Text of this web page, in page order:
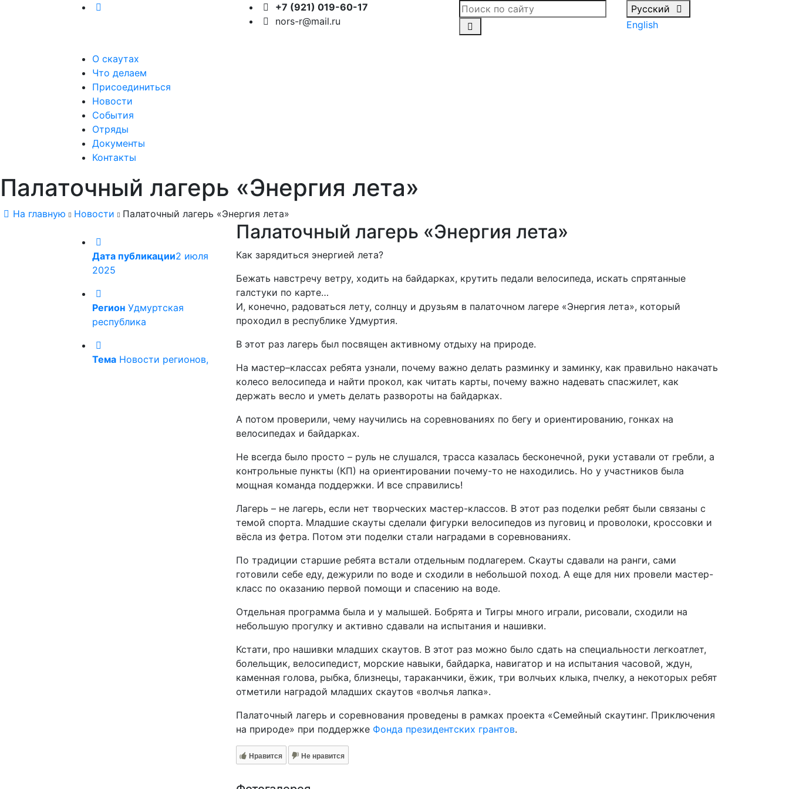
+7 (921) 019-60-17
nors-r@mail.ru
Русский
English
О скаутах
Что делаем
Присоединиться
Новости
События
Отряды
Документы
Контакты
Палаточный лагерь «Энергия лета»
На главную Новости Палаточный лагерь «Энергия лета»
Дата публикации2 июля
2025
Регион Удмуртская
республика
Тема Новости регионов,
Палаточный лагерь «Энергия лета»
Как зарядиться энергией лета?
Бежать навстречу ветру, ходить на байдарках, крутить педали велосипеда, искать спрятанные
галстуки по карте…
И, конечно, радоваться лету, солнцу и друзьям в палаточном лагере «Энергия лета», который
проходил в республике Удмуртия.
В этот раз лагерь был посвящен активному отдыху на природе.
На мастер–классах ребята узнали, почему важно делать разминку и заминку, как правильно накачать
колесо велосипеда и найти прокол, как читать карты, почему важно надевать спасжилет, как
держать весло и уметь делать развороты на байдарках.
А потом проверили, чему научились на соревнованиях по бегу и ориентированию, гонках на
велосипедах и байдарках.
Не всегда было просто – руль не слушался, трасса казалась бесконечной, руки уставали от гребли, а
контрольные пункты (КП) на ориентировании почему-то не находились. Но у участников была
мощная команда поддержки. И все справились!
Лагерь – не лагерь, если нет творческих мастер-классов. В этот раз поделки ребят были связаны с
темой спорта. Младшие скауты сделали фигурки велосипедов из пуговиц и проволоки, кроссовки и
вёсла из фетра. Потом эти поделки стали наградами в соревнованиях.
По традиции старшие ребята встали отдельным подлагерем. Скауты сдавали на ранги, сами
готовили себе еду, дежурили по воде и сходили в небольшой поход. А еще для них провели мастер-
класс по оказанию первой помощи и спасению на воде.
Отдельная программа была и у малышей. Бобрята и Тигры много играли, рисовали, сходили на
небольшую прогулку и активно сдавали на испытания и нашивки.
Кстати, про нашивки младших скаутов. В этот раз можно было сдать на специальности легкоатлет,
болельщик, велосипедист, морские навыки, байдарка, навигатор и на испытания часовой, ждун,
каменная голова, рыбка, близнецы, тараканчики, ёжик, три волчьих клыка, пчелку, а некоторых ребят
отметили наградой младших скаутов «волчья лапка».
Палаточный лагерь и соревнования проведены в рамках проекта «Семейный скаутинг. Приключения
на природе» при поддержке Фонда президентских грантов.
Нравится Не нравится